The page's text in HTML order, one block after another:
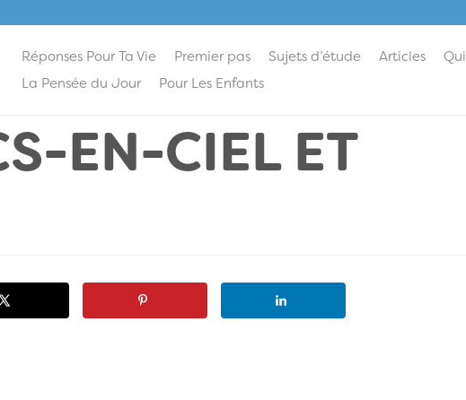
Réponses Pour Ta Vie Premier pas Sujets d’étude Articles
La Pensée du Jour
Pour Les Enfants
EN-CIEL ET